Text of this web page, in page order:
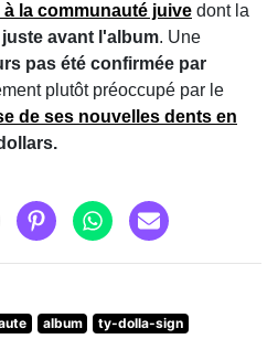
la communauté juive dont la
avant l'album. Une
pas été confirmée par
plutôt préoccupé par le
de ses nouvelles dents en
album
ty-dolla-sign